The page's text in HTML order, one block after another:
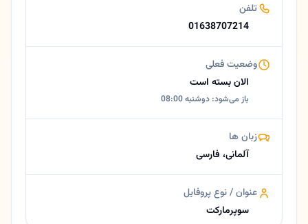
تلفن
01638707214
وضعیت فعلی
الان بسته است
باز می‌شود: دوشنبه 08:00
زبان ها
آلمانی، فارسی
عنوان / نوع پروفایل
سوپرمارکت